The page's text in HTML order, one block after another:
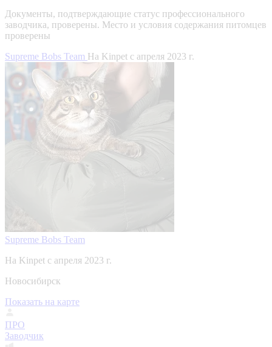
Документы, подтверждающие статус профессионального
заводчика, проверены. Место и условия содержания питомцев
проверены
Supreme Bobs Team На Kinpet c апреля 2023 г.
Supreme Bobs Team
На Kinpet c апреля 2023 г.
Новосибирск
Показать на карте
ПРО
Заводчик